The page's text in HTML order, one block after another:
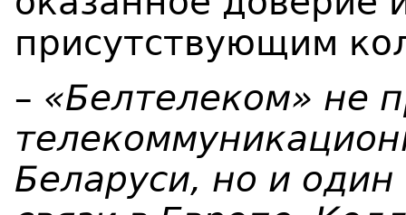
присутствующим
– «Белтелеком» не
Беларуси, но и